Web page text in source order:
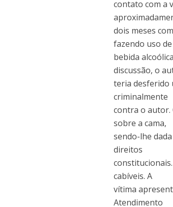
contato com a
dois meses
fazendo uso de
bebida
discussão, o
teria desferido
criminalmente
contra o autor.
sobre a cama,
sendo-lhe
direitos
cabíveis. A
vítima
Atendimento